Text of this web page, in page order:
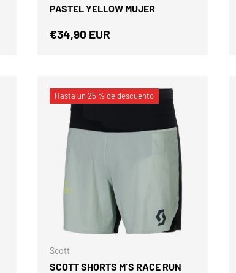
PASTEL YELLOW MUJER
Precio normal
€34,90 EUR
Hasta un 25 % de descuento
Scott
SCOTT SHORTS M´S RACE RUN
ELEGIR OPCIONES